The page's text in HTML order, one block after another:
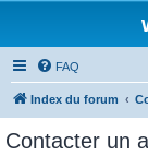
FAQ
Index du forum
Contacter un